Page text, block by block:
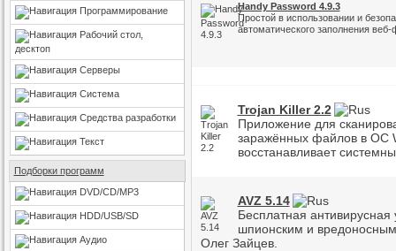
Программирование
Рабочий стол,
десктоп
Серверы
Система
Средства разработки
Текст
Подборки программ
DVD/CD/MP3
HDD/USB/SD
Аудио
Handy Password 4.9.3
Простой в использовании и
автоматического заполнения
Trojan Killer 2.2
Приложение для
заражённых файлов в ОС
восстанавливает
AVZ 5.14
Бесплатная
шпионским и
Олег Зайцев.